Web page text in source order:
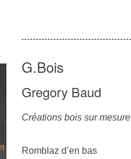
G.Bois
Gregory Baud
Créations bois sur mesure
Romblaz d’en bas